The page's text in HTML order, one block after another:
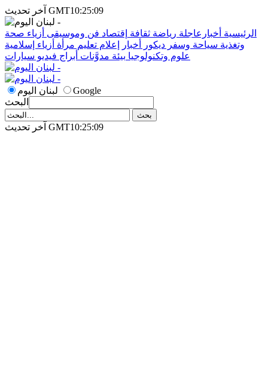
آخر تحديث GMT10:25:09
الرئيسية أخبارعاجلة رياضة ثقافة إقتصاد فن وموسيقى أزياء صحة
وتغذية سياحة وسفر ديكور أخبار إعلام تعليم مرأة أزياء إسلامية
علوم وتكنولوجيا بيئة مدوَّنات أبراج فيديو سيارات
لبنان اليوم
Google
البحث
آخر تحديث GMT10:25:09